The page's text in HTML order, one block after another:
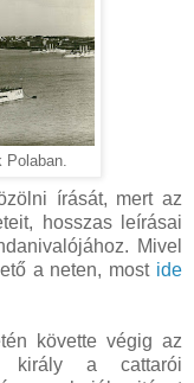
Polaban.
írását, mert az
hosszas leírásai
Mivel
a neten, most ide
követte végig az
király a cattarói